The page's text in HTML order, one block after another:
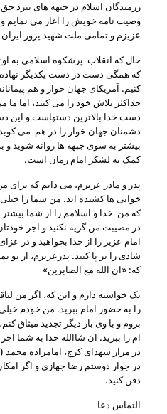
رزمندگان اسلام در جبهه های نبرد
وصیت نامه خویش را آغاز می نمایم و
عزیزم و تمامی ملت شهید پرور
حال که انقلاب پرشکوه اسلامی
که همگی دست در دست یکدیگر
کنیم. آمریکای جهان خوار و هم
حداکثر تلاش خود را می کنند، اما ما
دست خدا بالاترین دستهاست و
دشمنان جهان خوار را در هم می
بیشتر به سوی جبهه ها روانه شوید و
کمک به لشکر امام زمان است.
پدر و مادر عزیزم، می دانم که
خوابی ها کشیده اید. من شما را
که من خدا و اسلامم را از شما
در مصیبت من گریه نکنید و اجر
امام عزیز را از خدا بخواهید و در
شادی را بر پا کنید. پدرعزیزم، از تو
که: «ان الله مع الصابرین»
یک خواسته دارم و این که، اگر من
را به حضور امام ببرید. من خودم
بروم و با وی بار دیگر تجدید میثاق
ام را ببرید. ان شاالله خدا به شما
در مزار شهدای کرج، امامزاده
در جوار دوستم رضا جهازی و اگر
دفن کنید.
التماس دعا